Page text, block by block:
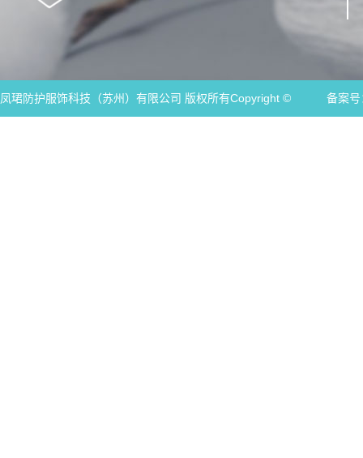
凤珺防护服饰科技（苏州）有限公司 版权所有Copyright © 备案号